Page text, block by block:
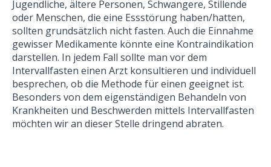
Jugendliche, ältere Personen, Schwangere, Stillende
oder Menschen, die eine Essstörung haben/hatten,
sollten grundsätzlich nicht fasten. Auch die Einnahme
gewisser Medikamente könnte eine Kontraindikation
darstellen. In jedem Fall sollte man vor dem
Intervallfasten einen Arzt konsultieren und individuell
besprechen, ob die Methode für einen geeignet ist.
Besonders von dem eigenständigen Behandeln von
Krankheiten und Beschwerden mittels Intervallfasten
möchten wir an dieser Stelle dringend abraten.